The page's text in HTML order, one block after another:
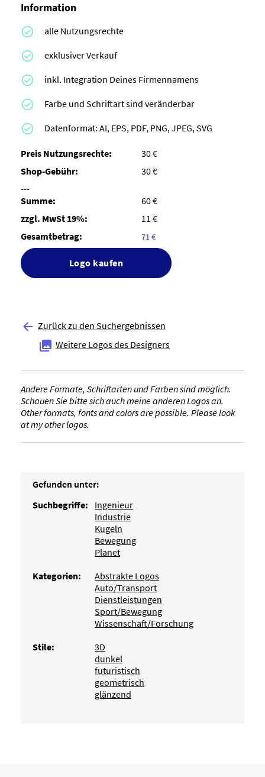
Information
alle Nutzungsrechte
exklusiver Verkauf
inkl. Integration Deines Firmennamens
Farbe und Schriftart sind veränderbar
Datenformat: AI, EPS, PDF, PNG, JPEG, SVG
Preis Nutzungsrechte:
30 €
Shop-Gebühr:
30 €
---
Summe:
60 €
zzgl. MwSt 19%:
11 €
Gesamtbetrag:
71 €
Logo kaufen
 Zurück zu den Suchergebnissen
 Weitere Logos des Designers
Andere Formate, Schriftarten und Farben sind möglich.
Schauen Sie bitte sich auch meine anderen Logos an.
Other formats, fonts and colors are possible. Please look
at my other logos.
Gefunden unter:
Suchbegriffe:
Ingenieur
Industrie
Kugeln
Bewegung
Planet
Kategorien:
Abstrakte Logos
Auto/Transport
Dienstleistungen
Sport/Bewegung
Wissenschaft/Forschung
Stile:
3D
dunkel
futuristisch
geometrisch
glänzend